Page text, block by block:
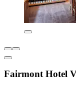
Fairmont Hotel